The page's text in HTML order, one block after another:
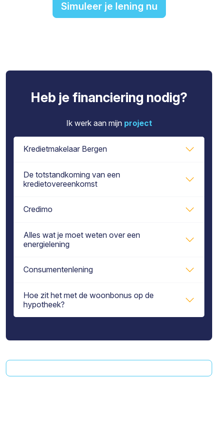
Simuleer je lening nu
Heb je financiering nodig?
Ik werk aan mijn project
Kredietmakelaar Bergen
De totstandkoming van een
kredietovereenkomst
Credimo
Alles wat je moet weten over een
energielening
Consumentenlening
Hoe zit het met de woonbonus op de
hypotheek?